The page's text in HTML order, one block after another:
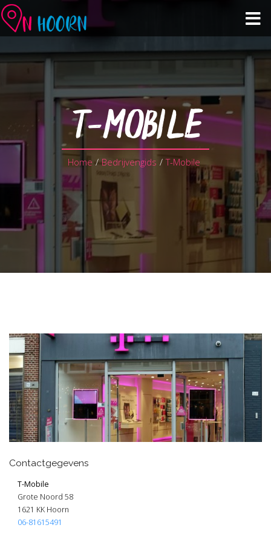
Events calendar
See & Do
Shopping & Hospitality
About Hoorn
Plan your visit
T-MOBILE
Home / Bedrijvengids / T-Mobile
Contactgegevens
T-Mobile
Grote Noord 58
1621 KK Hoorn
06-81615491